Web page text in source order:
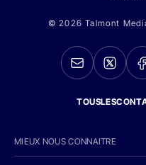
© 2026 Talmont
MIEUX NOUS CONNAITRE